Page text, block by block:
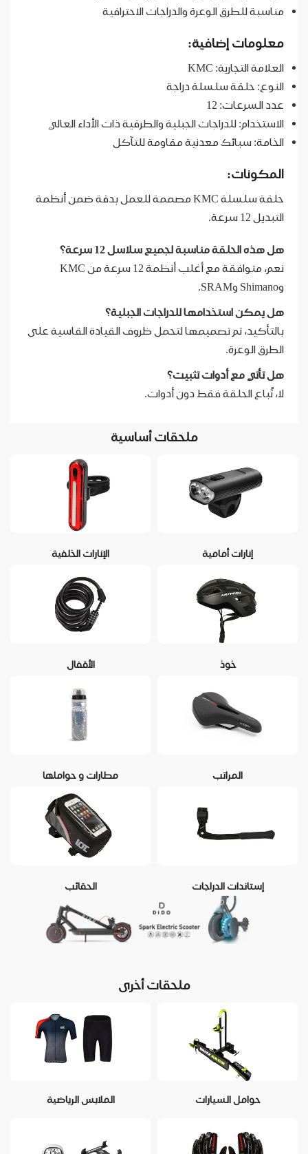
مناسبة للطرق الوعرة والدراجات الاحترافية
معلومات إضافية:
العلامة التجارية: KMC
النوع: حلقة سلسلة دراجة
عدد السرعات: 12
الاستخدام: للدراجات الجبلية والطرقية ذات الأداء العالي
الخامة: سبائك معدنية مقاومة للتآكل
المكونات:
حلقة سلسلة KMC مصممة للعمل بدقة ضمن أنظمة
التبديل 12 سرعة.
هل هذه الحلقة مناسبة لجميع سلاسل 12 سرعة؟
نعم، متوافقة مع أغلب أنظمة 12 سرعة من KMC
وShimano وSRAM.
هل يمكن استخدامها للدراجات الجبلية؟
بالتأكيد، تم تصميمها لتحمل ظروف القيادة القاسية على
الطرق الوعرة.
هل تأتي مع أدوات تثبيت؟
لا، تُباع الحلقة فقط دون أدوات.
ملحقات أساسية
إنارات أمامية الإنارات الخلفية
خوذ الأقفال
المراتب مطارات و حواملها
إستاندات الدراجات الحقائب
ملحقات أخرى
حوامل السيارات الملابس الرياضية